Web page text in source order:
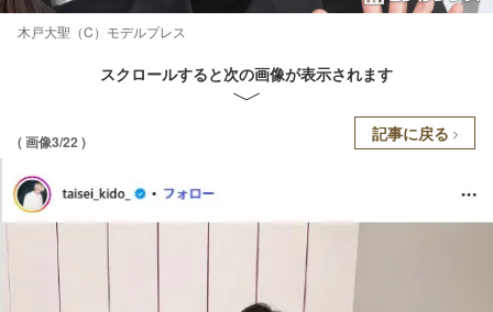
木戸大聖（C）モデルプレス
スクロールすると次の画像が表示されます
( 画像3/22 ) 記事に戻る